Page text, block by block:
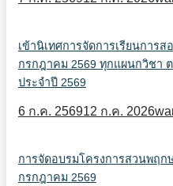
เข้านิเทศการจัดการเรียนการ
กรกฎาคม 2569 ทุกแผนกวิชา
ประจำปี 2569
6 ก.ค. 256912 ก.ค. 2026
การจัดอบรมโครงการสวนพฤก
กรกฎาคม 2569